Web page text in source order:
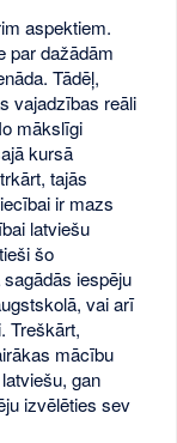
aspektiem.
par dažādām
Tādēļ,
vajadzības reāli
mākslīgi
kursā
tajās
ir mazs
latviešu
šo
iespēju
vai arī
Treškārt,
mācību
gan
izvēlēties sev